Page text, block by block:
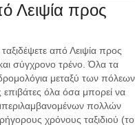
Λειψία προς
από Λειψία προς
σύγχρονο τρένο. Όλα τα
μεταξύ των πόλεων
όλα όσα μπορεί να
πολλών
χρόνους ταξιδιού (το